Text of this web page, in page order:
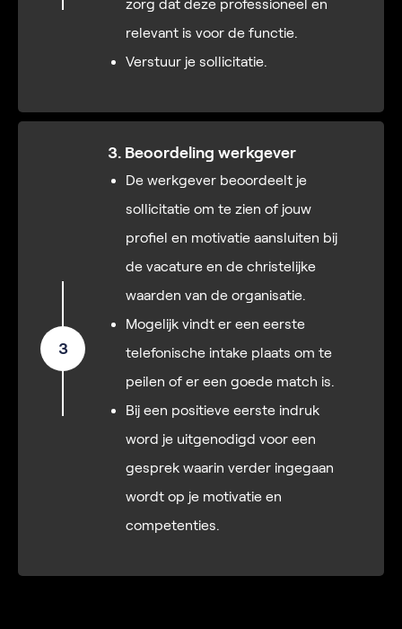
zorg dat deze professioneel en
relevant is voor de functie.
Verstuur je sollicitatie.
3
3. Beoordeling werkgever
De werkgever beoordeelt je
sollicitatie om te zien of jouw
profiel en motivatie aansluiten bij
de vacature en de christelijke
waarden van de organisatie.
Mogelijk vindt er een eerste
telefonische intake plaats om te
peilen of er een goede match is.
Bij een positieve eerste indruk
word je uitgenodigd voor een
gesprek waarin verder ingegaan
wordt op je motivatie en
competenties.